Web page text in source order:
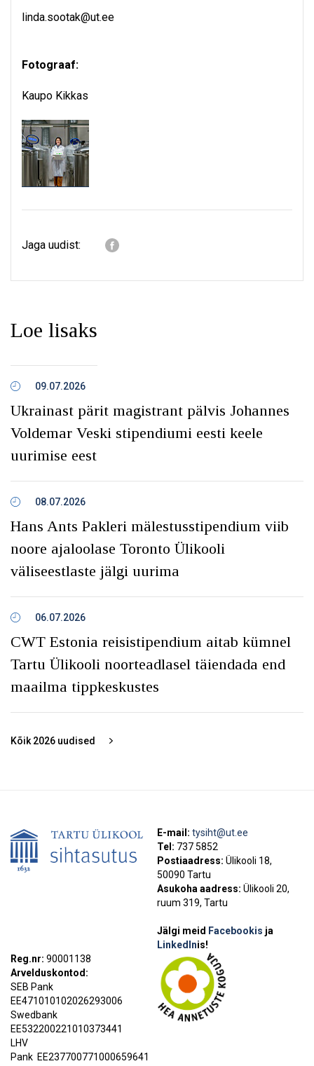
linda.sootak@ut.ee
Fotograaf:
Kaupo Kikkas
Jaga uudist:
Loe lisaks
09.07.2026
Ukrainast pärit magistrant pälvis Johannes
Voldemar Veski stipendiumi eesti keele
uurimise eest
08.07.2026
Hans Ants Pakleri mälestusstipendium viib
noore ajaloolase Toronto Ülikooli
väliseestlaste jälgi uurima
06.07.2026
CWT Estonia reisistipendium aitab kümnel
Tartu Ülikooli noorteadlasel täiendada end
maailma tippkeskustes
Kõik 2026 uudised
E-mail: tysiht@ut.ee
Tel: 737 5852
Postiaadress: Ülikooli 18,
50090 Tartu
Asukoha aadress: Ülikooli 20,
ruum 319, Tartu
Jälgi meid Facebookis ja
LinkedInis!
Reg.nr: 90001138
Arvelduskontod:
SEB Pank
EE471010102026293006
Swedbank
EE532200221010373441
LHV
Pank EE237700771000659641